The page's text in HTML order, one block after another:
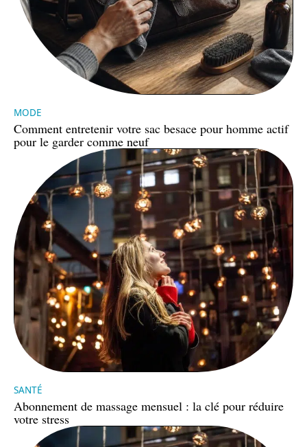
MODE
Comment entretenir votre sac besace pour homme actif
pour le garder comme neuf
SANTÉ
Abonnement de massage mensuel : la clé pour réduire
votre stress